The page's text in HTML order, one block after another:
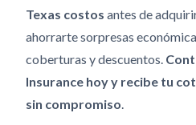
Texas costos antes de
ahorrarte sorpresas
coberturas y descuentos.
Insurance hoy y recibe tu
sin compromiso.